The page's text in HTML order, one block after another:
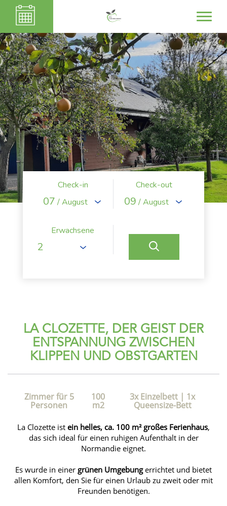
Check-in
07 / August
Check-out
09 / August
Erwachsene
LA CLOZETTE, DER GEIST DER
ENTSPANNUNG ZWISCHEN
KLIPPEN UND OBSTGARTEN
Zimmer für 5
Personen
100
m2
3x Einzelbett | 1x
Queensize-Bett
La Clozette ist ein helles, ca. 100 m² großes Ferienhaus,
das sich ideal für einen ruhigen Aufenthalt in der
Normandie eignet.
Es wurde in einer grünen Umgebungerrichtet und bietet
allen Komfort, den Sie für einen Urlaub zu zweit oder mit
Freunden benötigen.